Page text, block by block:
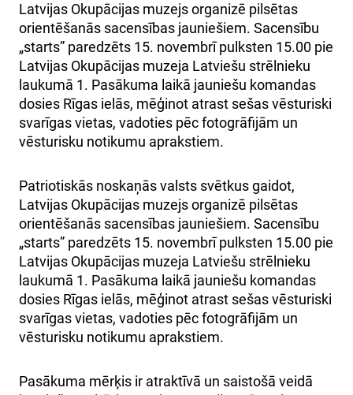
Latvijas Okupācijas muzejs organizē pilsētas
orientēšanās sacensības jauniešiem. Sacensību
„starts” paredzēts 15. novembrī pulksten 15.00 pie
Latvijas Okupācijas muzeja Latviešu strēlnieku
laukumā 1. Pasākuma laikā jauniešu komandas
dosies Rīgas ielās, mēģinot atrast sešas vēsturiski
svarīgas vietas, vadoties pēc fotogrāfijām un
vēsturisku notikumu aprakstiem.
Patriotiskās noskaņās valsts svētkus gaidot,
Latvijas Okupācijas muzejs organizē pilsētas
orientēšanās sacensības jauniešiem. Sacensību
„starts” paredzēts 15. novembrī pulksten 15.00 pie
Latvijas Okupācijas muzeja Latviešu strēlnieku
laukumā 1. Pasākuma laikā jauniešu komandas
dosies Rīgas ielās, mēģinot atrast sešas vēsturiski
svarīgas vietas, vadoties pēc fotogrāfijām un
vēsturisku notikumu aprakstiem.
Pasākuma mērķis ir atraktīvā un saistošā veidā